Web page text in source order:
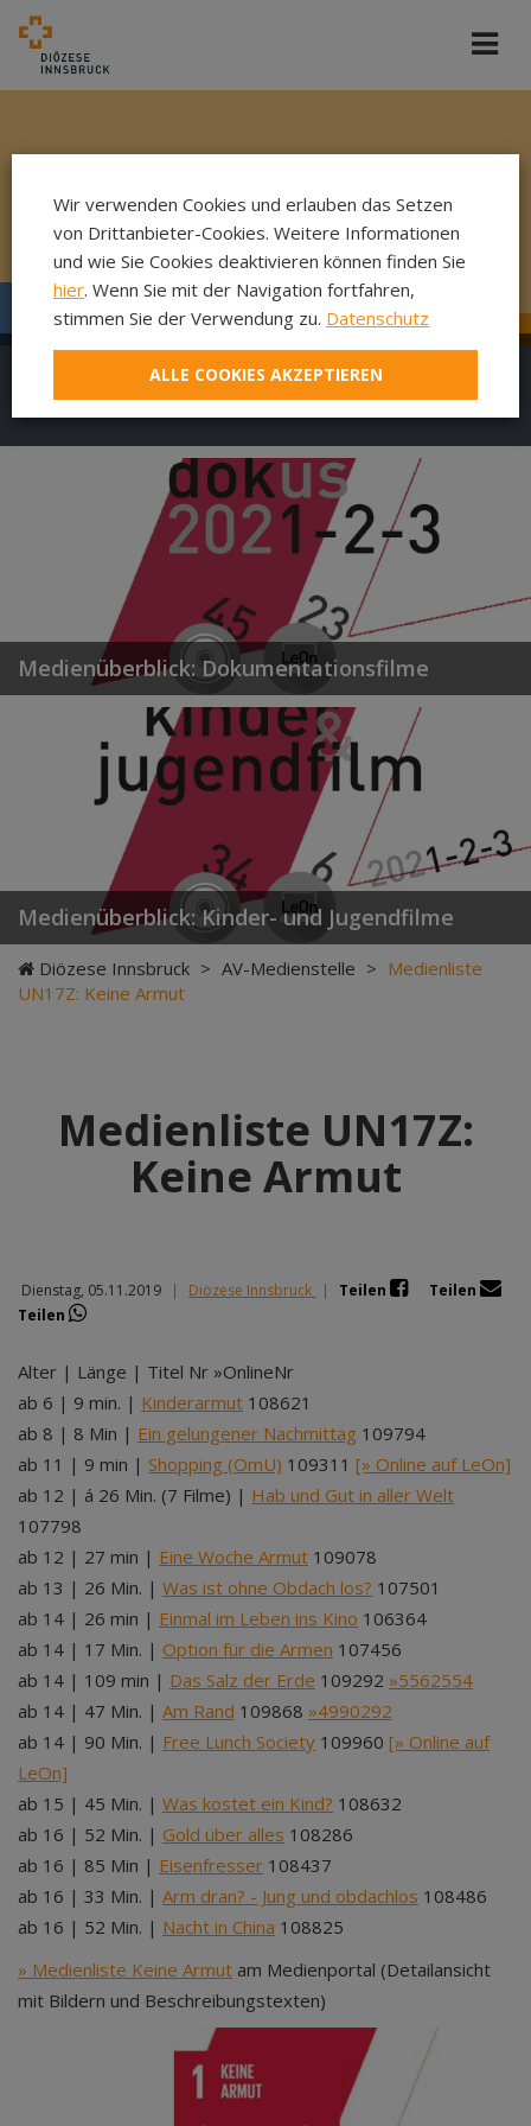
DokuFilm
Medienüberblick: Dokumentationsfilme
Medienüberblick: Kinder- und Jugendfilme
Diözese Innsbruck > AV-Medienstelle > Medienliste
UN17Z: Keine Armut
Medienliste UN17Z:
Keine Armut
Dienstag, 05.11.2019 | Diözese Innsbruck | Teilen
Teilen
Teilen
Alter | Länge | Titel Nr »OnlineNr
ab 6 | 9 min. | Kinderarmut 108621
ab 8 | 8 Min | Ein gelungener Nachmittag 109794
ab 11 | 9 min | Shopping (OmU) 109311 [» Online auf LeOn]
ab 12 | á 26 Min. (7 Filme) | Hab und Gut in aller Welt
107798
ab 12 | 27 min | Eine Woche Armut 109078
ab 13 | 26 Min. | Was ist ohne Obdach los? 107501
ab 14 | 26 min | Einmal im Leben ins Kino 106364
ab 14 | 17 Min. | Option für die Armen 107456
ab 14 | 109 min | Das Salz der Erde 109292 »5562554
ab 14 | 47 Min. | Am Rand 109868 »4990292
ab 14 | 90 Min. | Free Lunch Society 109960 [» Online auf
LeOn]
ab 15 | 45 Min. | Was kostet ein Kind? 108632
ab 16 | 52 Min. | Gold über alles 108286
ab 16 | 85 Min | Eisenfresser 108437
ab 16 | 33 Min. | Arm dran? - Jung und obdachlos 108486
ab 16 | 52 Min. | Nacht in China 108825
» Medienliste Keine Armut am Medienportal (Detailansicht
mit Bildern und Beschreibungstexten)
Wir verwenden Cookies und erlauben das Setzen
von Drittanbieter-Cookies. Weitere Informationen
und wie Sie Cookies deaktivieren können finden Sie
hier. Wenn Sie mit der Navigation fortfahren,
stimmen Sie der Verwendung zu. Datenschutz
ALLE COOKIES AKZEPTIEREN